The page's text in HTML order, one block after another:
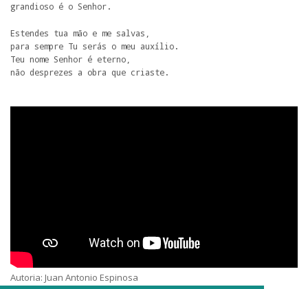
grandioso é o Senhor.
Estendes tua mão e me salvas,
para sempre Tu serás o meu auxílio.
Teu nome Senhor é eterno,
não desprezes a obra que criaste.
Autoria: Juan Antonio Espinosa